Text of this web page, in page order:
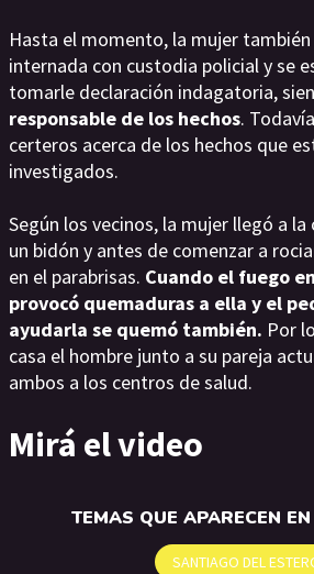
Hasta el momento, la mujer
internada con custodia policial y se
tomarle declaración indagatoria,
responsable de los hechos.
certeros acerca de los hechos que
investigados.
Según los vecinos, la mujer llegó a
un bidón y antes de comenzar a
en el parabrisas. Cuando el fuego
provocó quemaduras a ella y el
ayudarla se quemó también. Por
casa el hombre junto a su pareja
ambos a los centros de salud.
Mirá el video
TEMAS QUE APARECEN
SANTIAGO DEL